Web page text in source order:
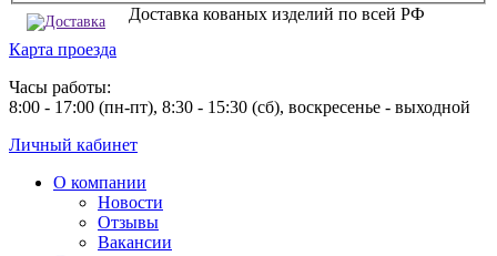
Доставка кованых изделий по всей РФ
Карта проезда
Часы работы:
8:00 - 17:00 (пн-пт), 8:30 - 15:30 (сб), воскресенье - выходной
Личный кабинет
О компании
Новости
Отзывы
Вакансии